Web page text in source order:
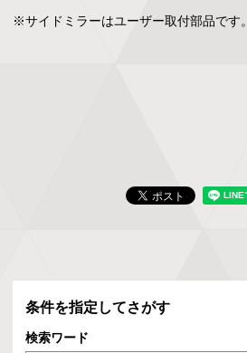
※サイドミラーはユーザー取付部品です。
条件を指定してさがす
検索ワード